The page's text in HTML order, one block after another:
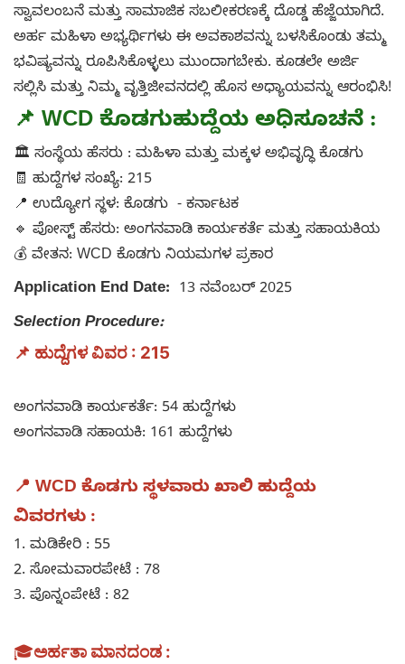
ಸ್ವಾವಲಂಬನೆ ಮತ್ತು ಸಾಮಾಜಿಕ ಸಬಲೀಕರಣಕ್ಕೆ ದೊಡ್ಡ ಹೆಜ್ಜೆಯಾಗಿದೆ.
ಅರ್ಹ ಮಹಿಳಾ ಅಭ್ಯರ್ಥಿಗಳು ಈ ಅವಕಾಶವನ್ನು ಬಳಸಿಕೊಂಡು ತಮ್ಮ
ಭವಿಷ್ಯವನ್ನು ರೂಪಿಸಿಕೊಳ್ಳಲು ಮುಂದಾಗಬೇಕು. ಕೂಡಲೇ ಅರ್ಜಿ
ಸಲ್ಲಿಸಿ ಮತ್ತು ನಿಮ್ಮ ವೃತ್ತಿಜೀವನದಲ್ಲಿ ಹೊಸ ಅಧ್ಯಾಯವನ್ನು ಆರಂಭಿಸಿ!
📌 WCD ಕೊಡಗುಹುದ್ದೆಯ ಅಧಿಸೂಚನೆ :
🏛️ ಸಂಸ್ಥೆಯ ಹೆಸರು : ಮಹಿಳಾ ಮತ್ತು ಮಕ್ಕಳ ಅಭಿವೃದ್ಧಿ ಕೊಡಗು
🧾 ಹುದ್ದೆಗಳ ಸಂಖ್ಯೆ: 215
📍 ಉದ್ಯೋಗ ಸ್ಥಳ: ಕೊಡಗು - ಕರ್ನಾಟಕ
🔹 ಪೋಸ್ಟ್ ಹೆಸರು: ಅಂಗನವಾಡಿ ಕಾರ್ಯಕರ್ತೆ ಮತ್ತು ಸಹಾಯಕಿಯ
💰 ವೇತನ: WCD ಕೊಡಗು ನಿಯಮಗಳ ಪ್ರಕಾರ
Application End Date: 13 ನವೆಂಬರ್ 2025
Selection Procedure:
📌 ಹುದ್ದೆಗಳ ವಿವರ : 215
ಅಂಗನವಾಡಿ ಕಾರ್ಯಕರ್ತೆ: 54 ಹುದ್ದೆಗಳು
ಅಂಗನವಾಡಿ ಸಹಾಯಕಿ: 161 ಹುದ್ದೆಗಳು
📍 WCD ಕೊಡಗು ಸ್ಥಳವಾರು ಖಾಲಿ ಹುದ್ದೆಯ
ವಿವರಗಳು :
1. ಮಡಿಕೇರಿ : 55
2. ಸೋಮವಾರಪೇಟೆ : 78
3. ಪೊನ್ನಂಪೇಟೆ : 82
🎓ಅರ್ಹತಾ ಮಾನದಂಡ :